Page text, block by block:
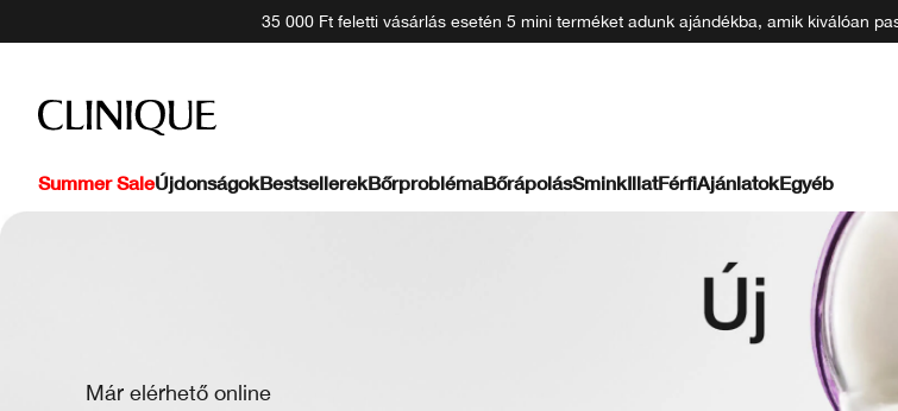
35 000 Ft feletti vásárlás esetén 5 mini terméket adunk ajándékba, amik kiválóan
Summer SaleÚjdonságokBestsellerekBőrproblémaBőrápolásSminkIllatFérfiAjánlatokEgyéb
Már elérhető online